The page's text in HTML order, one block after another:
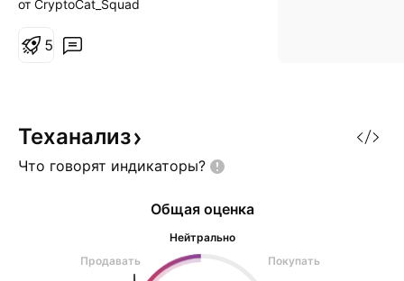
предоставлять отличную
уровня $0.001838, и на этом
фоне стоит ожидать
потенциальное формирование
уровни для рассмот
от CryptoCat_Squad
5
Теханализ
Что говорят индикаторы?
Общая оценка
Нейтрально
Продавать
Покупать